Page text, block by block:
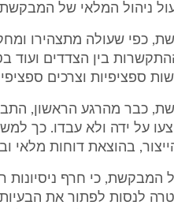
ניהול המלאי של
כפי שעולה מתצהירו
בין הצדדים ועוד
ספציפיות וצרכים
כבר מהרגע הראשון,
על ידה ולא עבדו. כך
בהוצאת דוחות מלאי
המבקשת, כי חרף
לנסות לפתור את